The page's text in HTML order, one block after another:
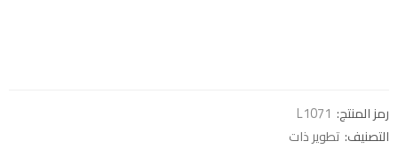
رمز المنتج: L1071
التصنيف: تطوير ذات